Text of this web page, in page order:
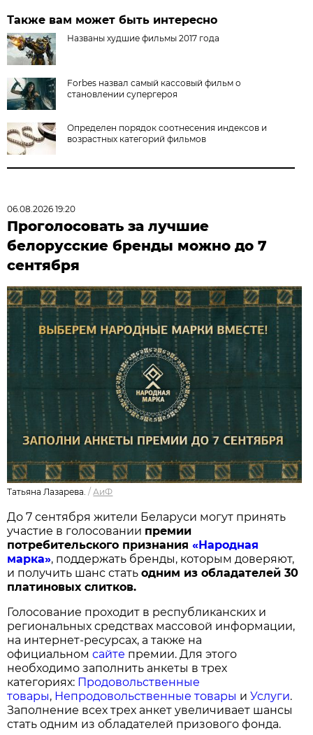
Также вам может быть интересно
Названы худшие фильмы 2017 года
Forbes назвал самый кассовый фильм о
становлении супергероя
Определен порядок соотнесения индексов и
возрастных категорий фильмов
06.08.2026 19:20
Проголосовать за лучшие
белорусские бренды можно до 7
сентября
Татьяна Лазарева. /АиФ
До 7 сентября жители Беларуси могут принять
участие в голосовании премии
потребительского признания«Народная
марка», поддержать бренды, которым доверяют,
и получить шанс статьодним из обладателей 30
платиновых слитков.
Голосование проходит в республиканских и
региональных средствах массовой информации,
на интернет-ресурсах, а также на
официальномсайте премии. Для этого
необходимо заполнить анкеты в трех
категориях: Продовольственные
товары, Непродовольственные товары иУслуги.
Заполнение всех трех анкет увеличивает шансы
стать одним из обладателей призового фонда.